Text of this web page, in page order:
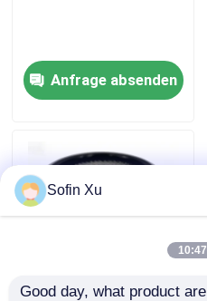
Qualitätskontrolle
Neuigkeiten
Sauerstoff-Gas-Sensor
Anfrage absenden
Sofin Xu
Good day, what product